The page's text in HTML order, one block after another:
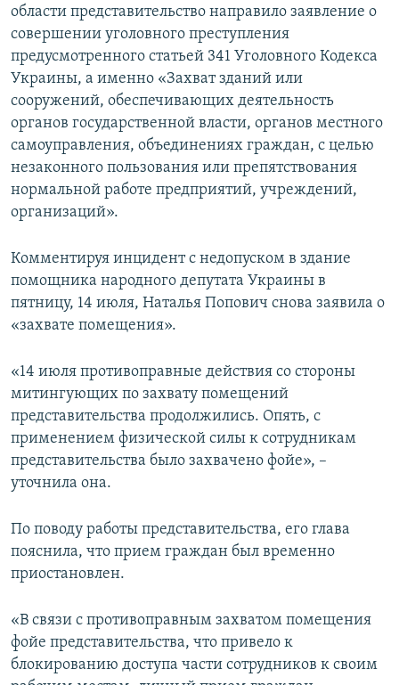
области представительство направило заявление о
совершении уголовного преступления
предусмотренного статьей 341 Уголовного Кодекса
Украины, а именно «Захват зданий или
сооружений, обеспечивающих деятельность
органов государственной власти, органов местного
самоуправления, объединениях граждан, с целью
незаконного пользования или препятствования
нормальной работе предприятий, учреждений,
организаций».
Комментируя инцидент с недопуском в здание
помощника народного депутата Украины в
пятницу, 14 июля, Наталья Попович снова заявила о
«захвате помещения».
«14 июля противоправные действия со стороны
митингующих по захвату помещений
представительства продолжились. Опять, с
применением физической силы к сотрудникам
представительства было захвачено фойе», –
уточнила она.
По поводу работы представительства, его глава
пояснила, что прием граждан был временно
приостановлен.
«В связи с противоправным захватом помещения
фойе представительства, что привело к
блокированию доступа части сотрудников к своим